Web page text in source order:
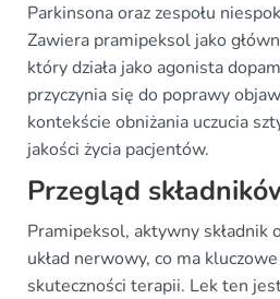
Parkinsona oraz zespołu
Zawiera pramipeksol jako
który działa jako agonista
przyczynia się do poprawy
kontekście obniżania uczucia
jakości życia pacjentów.
Przegląd
Pramipeksol, aktywny składnik
układ nerwowy, co ma
skuteczności terapii. Lek ten